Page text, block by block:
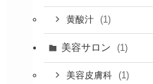
黄酸汁 (1)
美容サロン (1)
美容皮膚科 (1)